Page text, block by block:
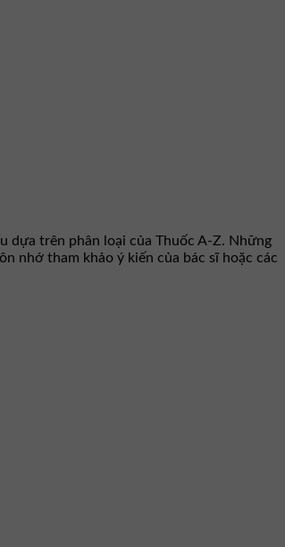
dựa trên phân loại của Thuốc A-Z. Những
nhớ tham khảo ý kiến của bác sĩ hoặc các